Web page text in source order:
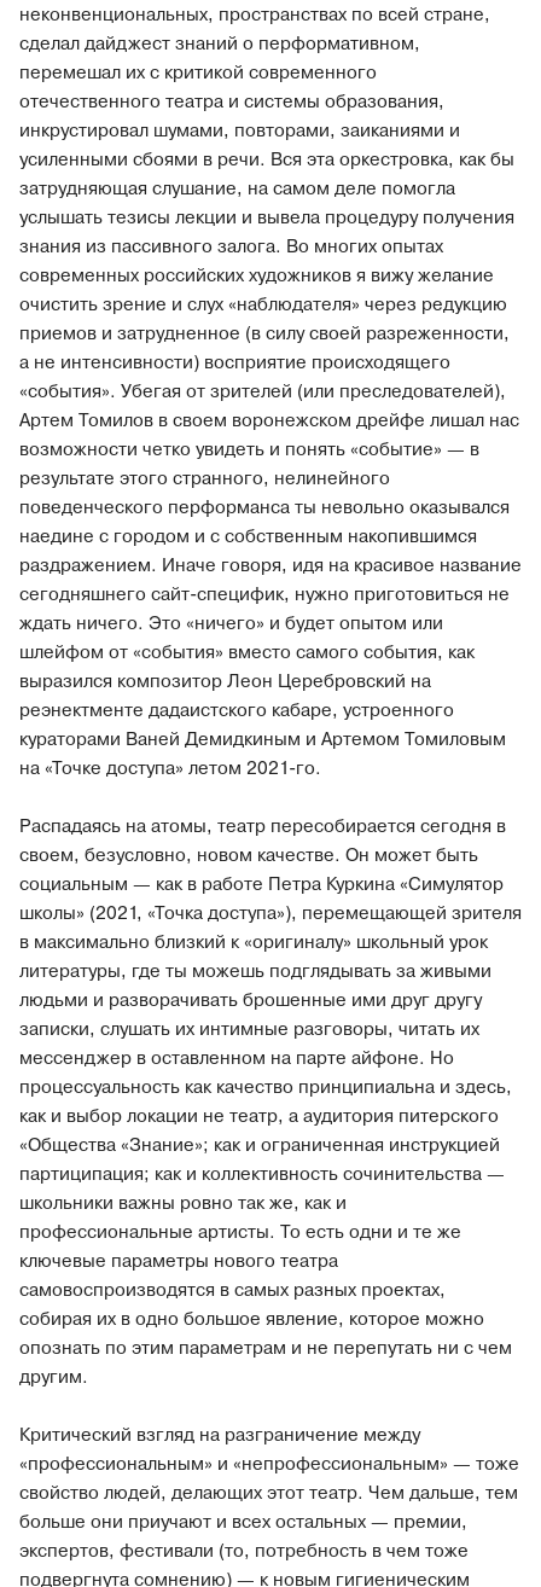
неконвенциональных, пространствах по всей стране,
сделал дайджест знаний о перформативном,
перемешал их с критикой современного
отечественного театра и системы образования,
инкрустировал шумами, повторами, заиканиями и
усиленными сбоями в речи. Вся эта оркестровка, как бы
затрудняющая слушание, на самом деле помогла
услышать тезисы лекции и вывела процедуру получения
знания из пассивного залога. Во многих опытах
современных российских художников я вижу желание
очистить зрение и слух «наблюдателя» через редукцию
приемов и затрудненное (в силу своей разреженности,
а не интенсивности) восприятие происходящего
«события». Убегая от зрителей (или преследователей),
Артем Томилов в своем воронежском дрейфе лишал нас
возможности четко увидеть и понять «событие» — в
результате этого странного, нелинейного
поведенческого перформанса ты невольно оказывался
наедине с городом и с собственным накопившимся
раздражением. Иначе говоря, идя на красивое название
сегодняшнего сайт-специфик, нужно приготовиться не
ждать ничего. Это «ничего» и будет опытом или
шлейфом от «события» вместо самого события, как
выразился композитор Леон Церебровский на
реэнектменте дадаистского кабаре, устроенного
кураторами Ваней Демидкиным и Артемом Томиловым
на «Точке доступа» летом 2021-го.
Распадаясь на атомы, театр пересобирается сегодня в
своем, безусловно, новом качестве. Он может быть
социальным — как в работе Петра Куркина «Симулятор
школы» (2021, «Точка доступа»), перемещающей зрителя
в максимально близкий к «оригиналу» школьный урок
литературы, где ты можешь подглядывать за живыми
людьми и разворачивать брошенные ими друг другу
записки, слушать их интимные разговоры, читать их
мессенджер в оставленном на парте айфоне. Но
процессуальность как качество принципиальна и здесь,
как и выбор локации не театр, а аудитория питерского
«Общества «Знание»; как и ограниченная инструкцией
партиципация; как и коллективность сочинительства —
школьники важны ровно так же, как и
профессиональные артисты. То есть одни и те же
ключевые параметры нового театра
самовоспроизводятся в самых разных проектах,
собирая их в одно большое явление, которое можно
опознать по этим параметрам и не перепутать ни с чем
другим.
Критический взгляд на разграничение между
«профессиональным» и «непрофессиональным» — тоже
свойство людей, делающих этот театр. Чем дальше, тем
больше они приучают и всех остальных — премии,
экспертов, фестивали (то, потребность в чем тоже
подвергнута сомнению) — к новым гигиеническим